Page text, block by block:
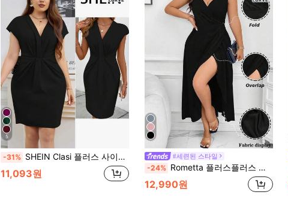
5
-31% SHEIN Clasi 플러스 사이즈 솔리드 브이넥 루즈핏 캐주얼 미니 드레스
11,093원
#세련된 스타일
-24% Rometta 플러스플러스 사이즈 여성 여름 브이넥 민소매 솔리드 컬러 캐주얼 스플릿 헴 맥시 드레스 여성 아웃핏
12,990원